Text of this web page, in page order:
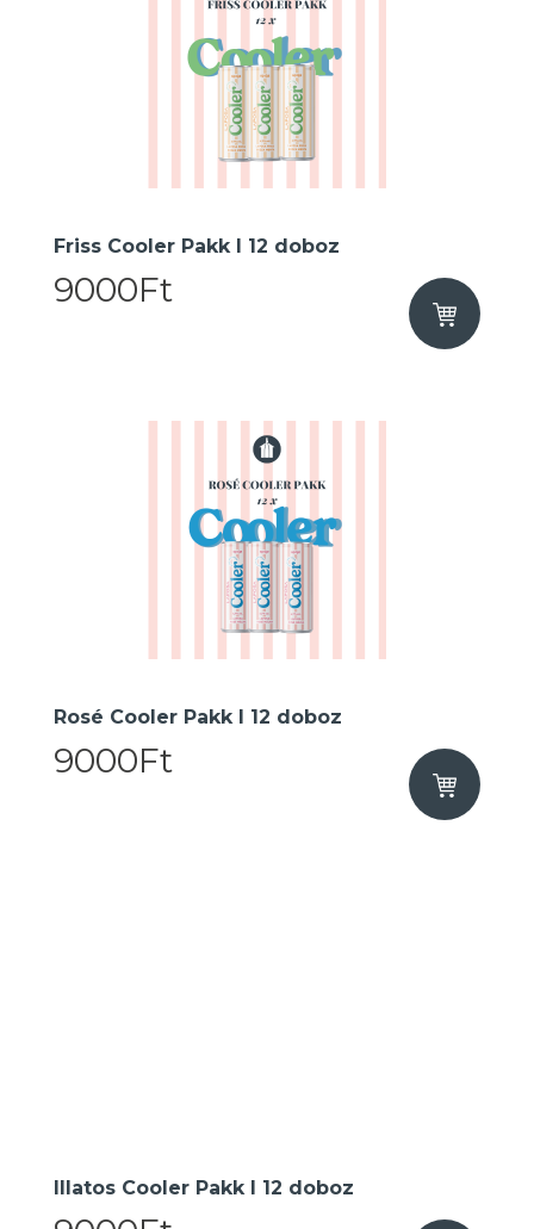
Friss Cooler Pakk I 12 doboz
9000Ft
Rosé Cooler Pakk I 12 doboz
9000Ft
Illatos Cooler Pakk I 12 doboz